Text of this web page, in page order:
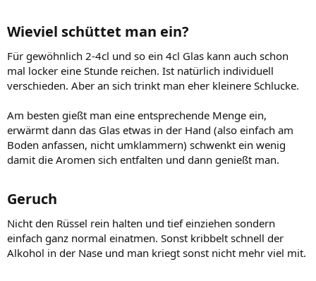
Wieviel schüttet man ein?​
Für gewöhnlich 2-4cl und so ein 4cl Glas kann auch schon
mal locker eine Stunde reichen. Ist natürlich individuell
verschieden. Aber an sich trinkt man eher kleinere Schlucke.
Am besten gießt man eine entsprechende Menge ein,
erwärmt dann das Glas etwas in der Hand (also einfach am
Boden anfassen, nicht umklammern) schwenkt ein wenig
damit die Aromen sich entfalten und dann genießt man.
Geruch​
Nicht den Rüssel rein halten und tief einziehen sondern
einfach ganz normal einatmen. Sonst kribbelt schnell der
Alkohol in der Nase und man kriegt sonst nicht mehr viel mit.